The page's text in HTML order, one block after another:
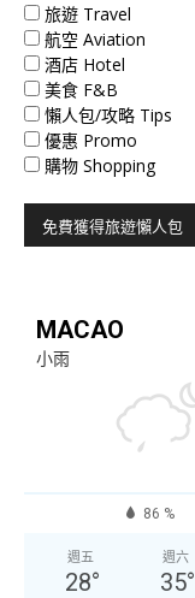
旅遊 Travel
航空 Aviation
酒店 Hotel
美食 F&B
懶人包/攻略 Tips
優惠 Promo
購物 Shopping
MACAO
小雨
86 %
週五
28°
週六
35°